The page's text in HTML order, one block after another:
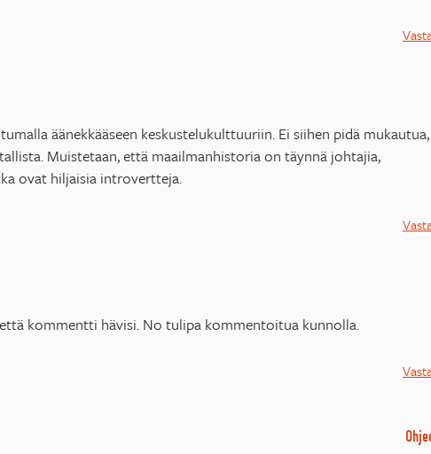
äänekkääseen keskustelukulttuuriin. Ei siihen pidä mukautua,
Muistetaan, että maailmanhistoria on täynnä johtajia,
ovat hiljaisia introvertteja.
kommentti hävisi. No tulipa kommentoitua kunnolla.